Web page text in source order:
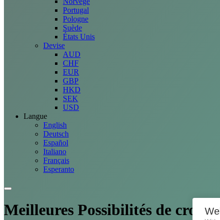
Portugal
Pologne
Suède
États Unis
Devise
AUD
CHF
EUR
GBP
HKD
SEK
USD
Langue
English
Deutsch
Español
Italiano
Français
Esperanto
Meilleures Possibilités de